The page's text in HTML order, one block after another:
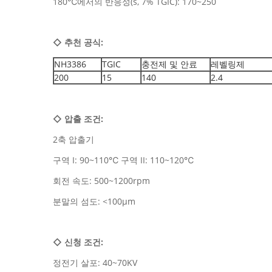
◇ 추천 공식:
NH3386
TGIC 충전제 및 안료 레벨링제
200
15 140 2.4
◇ 압출 조건:
2축 압출기
구역 I: 90~110℃ 구역 II: 110~120℃
회전 속도: 500~1200rpm
분말의 섬도: <100μm
◇ 신청 조건:
정전기 살포: 40~70KV